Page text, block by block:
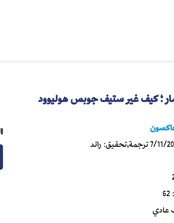
؛ كيف غير ستيف جوبس هوليوود
7/11/ترجمة,تحقيق:رائد
62
عادي